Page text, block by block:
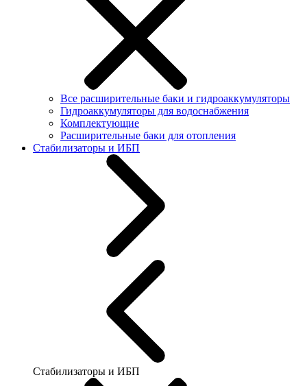
Все расширительные баки и гидроаккумуляторы
Гидроаккумуляторы для водоснабжения
Комплектующие
Расширительные баки для отопления
Стабилизаторы и ИБП
Стабилизаторы и ИБП